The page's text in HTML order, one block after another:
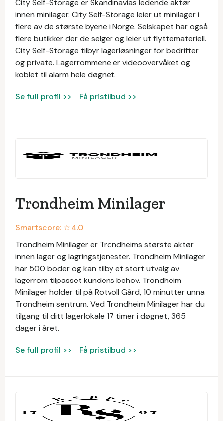
City Self-Storage er Skandinavias ledende aktør
innen minilager. City Self-Storage leier ut minilager i
flere av de største byene i Norge. Selskapet har også
flere butikker der de selger og leier ut flyttemateriell.
City Self-Storage tilbyr lagerløsninger for bedrifter
og private. Lagerrommene er videoovervåket og
koblet til alarm hele døgnet.
Se full profil >> Få pristilbud >>
Trondheim Minilager
Smartscore: ☆4.0
Trondheim Minilager er Trondheims største aktør
innen lager og lagringstjenester. Trondheim Minilager
har 500 boder og kan tilby et stort utvalg av
lagerrom tilpasset kundens behov. Trondheim
Minilager holder til på Rotvoll Gård, 10 minutter unna
Trondheim sentrum. Ved Trondheim Minilager har du
tilgang til ditt lagerlokale 17 timer i døgnet, 365
dager i året.
Se full profil >> Få pristilbud >>